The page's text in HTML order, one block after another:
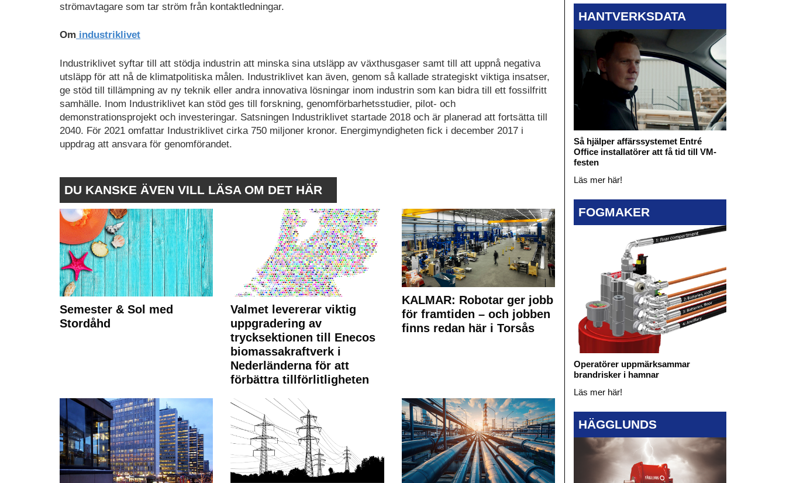
strömavtagare som tar ström från kontaktledningar.
Om industriklivet
Industriklivet syftar till att stödja industrin att minska sina utsläpp av växthusgaser samt till att uppnå negativa
utsläpp för att nå de klimatpolitiska målen. Industriklivet kan även, genom så kallade strategiskt viktiga insatser,
ge stöd till tillämpning av ny teknik eller andra innovativa lösningar inom industrin som kan bidra till ett fossilfritt
samhälle. Inom Industriklivet kan stöd ges till forskning, genomförbarhetsstudier, pilot- och
demonstrationsprojekt och investeringar. Satsningen Industriklivet startade 2018 och är planerad att fortsätta till
2040. För 2021 omfattar Industriklivet cirka 750 miljoner kronor. Energimyndigheten fick i december 2017 i
uppdrag att ansvara för genomförandet.
DU KANSKE ÄVEN VILL LÄSA OM DET HÄR
Semester & Sol med
Stordåhd
Valmet levererar viktig
uppgradering av
trycksektionen till Enecos
biomassakraftverk i
Nederländerna för att
förbättra tillförlitligheten
KALMAR: Robotar ger jobb
för framtiden – och jobben
finns redan här i Torsås
HANTVERKSDATA
Så hjälper affärssystemet Entré
Office installatörer att få tid till VM-
festen
Läs mer här!
FOGMAKER
Operatörer uppmärksammar
brandrisker i hamnar
Läs mer här!
HÄGGLUNDS